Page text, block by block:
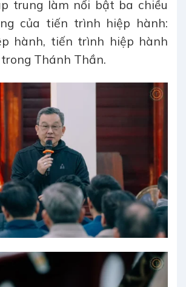
trung làm nổi bật ba chiều
của tiến trình hiệp hành:
hành, tiến trình hiệp hành
Thánh Thần.